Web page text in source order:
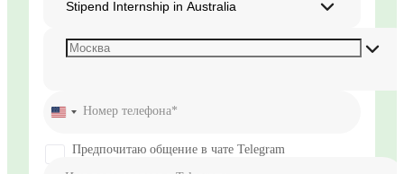
Stipend Internship in Australia
United
+1
Номер телефона*
Предпочитаю общение в чате Telegram